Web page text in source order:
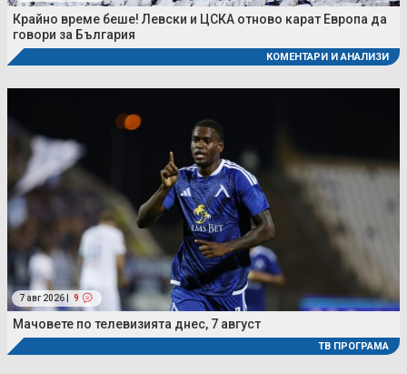
Крайно време беше! Левски и ЦСКА отново карат Европа да
говори за България
КОМЕНТАРИ И АНАЛИЗИ
7 авг 2026 | 9
Мачовете по телевизията днес, 7 август
ТВ ПРОГРАМА